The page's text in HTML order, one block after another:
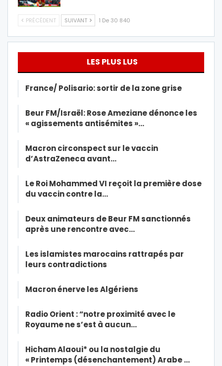
PRÉCÉDENT SUIVANT 1 De 30 840
LES PLUS LUS
France/ Polisario: sortir de la zone grise
Beur FM/Israël: Rose Ameziane dénonce les
« agissements antisémites »…
Macron circonspect sur le vaccin
d’AstraZeneca avant…
Le Roi Mohammed VI reçoit la première dose
du vaccin contre la…
Deux animateurs de Beur FM sanctionnés
après une rencontre avec…
Les islamistes marocains rattrapés par
leurs contradictions
Macron énerve les Algériens
Radio Orient : “notre proximité avec le
Royaume ne s’est à aucun…
Hicham Alaoui* ou la nostalgie du
« Printemps (désenchantement) Arabe …